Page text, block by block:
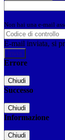
Non hai una e-mail
E-mail inviata, si
Errore
Chiudi
Successo
Chiudi
Informazione
Chiudi